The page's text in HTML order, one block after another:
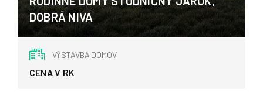
DOBRÁ NIVA
E.M. Šoltésovej, Dobrá Niva
VÝSTAVBA DOMOV
CENA V RK